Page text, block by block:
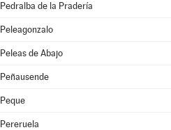
Pedralba de la Pradería
Peleagonzalo
Peleas de Abajo
Peñausende
Peque
Pereruela